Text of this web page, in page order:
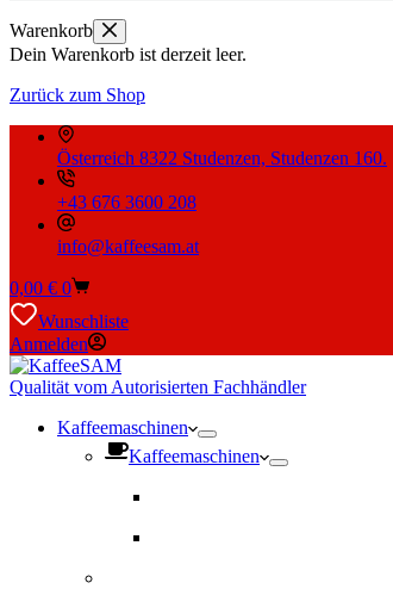
Warenkorb
Dein Warenkorb ist derzeit leer.
Zurück zum Shop
Österreich 8322 Studenzen, Studenzen 160.
+43 676 3600 208
info@kaffeesam.at
Warenkorb
0,00 € 0
Wunschliste
Anmelden
Qualität vom Autorisierten Fachhändler
Kaffeemaschinen
Kaffeemaschinen